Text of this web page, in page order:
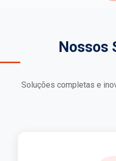
Nossos
Soluções completas e